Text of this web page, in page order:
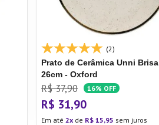
(2)
Prato de Cerâmica Unni Brisa
26cm - Oxford
R$ 37,90 16% OFF
R$ 31,90
Em até 2 de R$ 15,95 sem juros